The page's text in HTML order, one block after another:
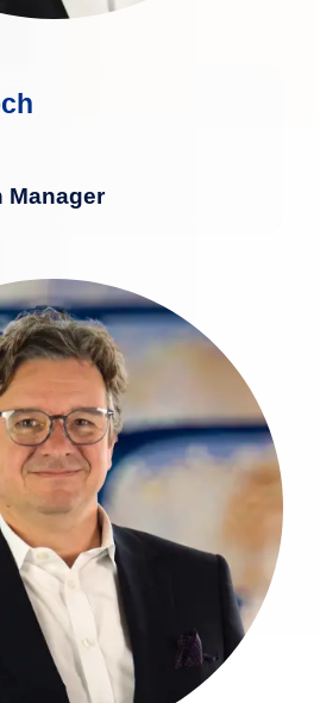
Manager
widmet sich seit mehr
der professionellen
in Wertpapieren und der
von vermögenden
Privatkunden.
er als Certified Financial
lizensiert und erhielt die
als unabhängiger
in Deutschland. In
wurde er zweimal,
als Vermögensverwalter